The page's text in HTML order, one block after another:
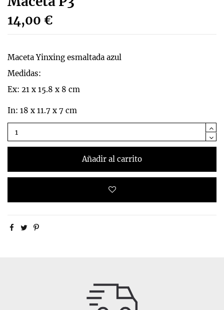
14,00 €
Maceta Yinxing esmaltada azul
Medidas:
Ex: 21 x 15.8 x 8 cm
In: 18 x 11.7 x 7 cm
Añadir al carrito